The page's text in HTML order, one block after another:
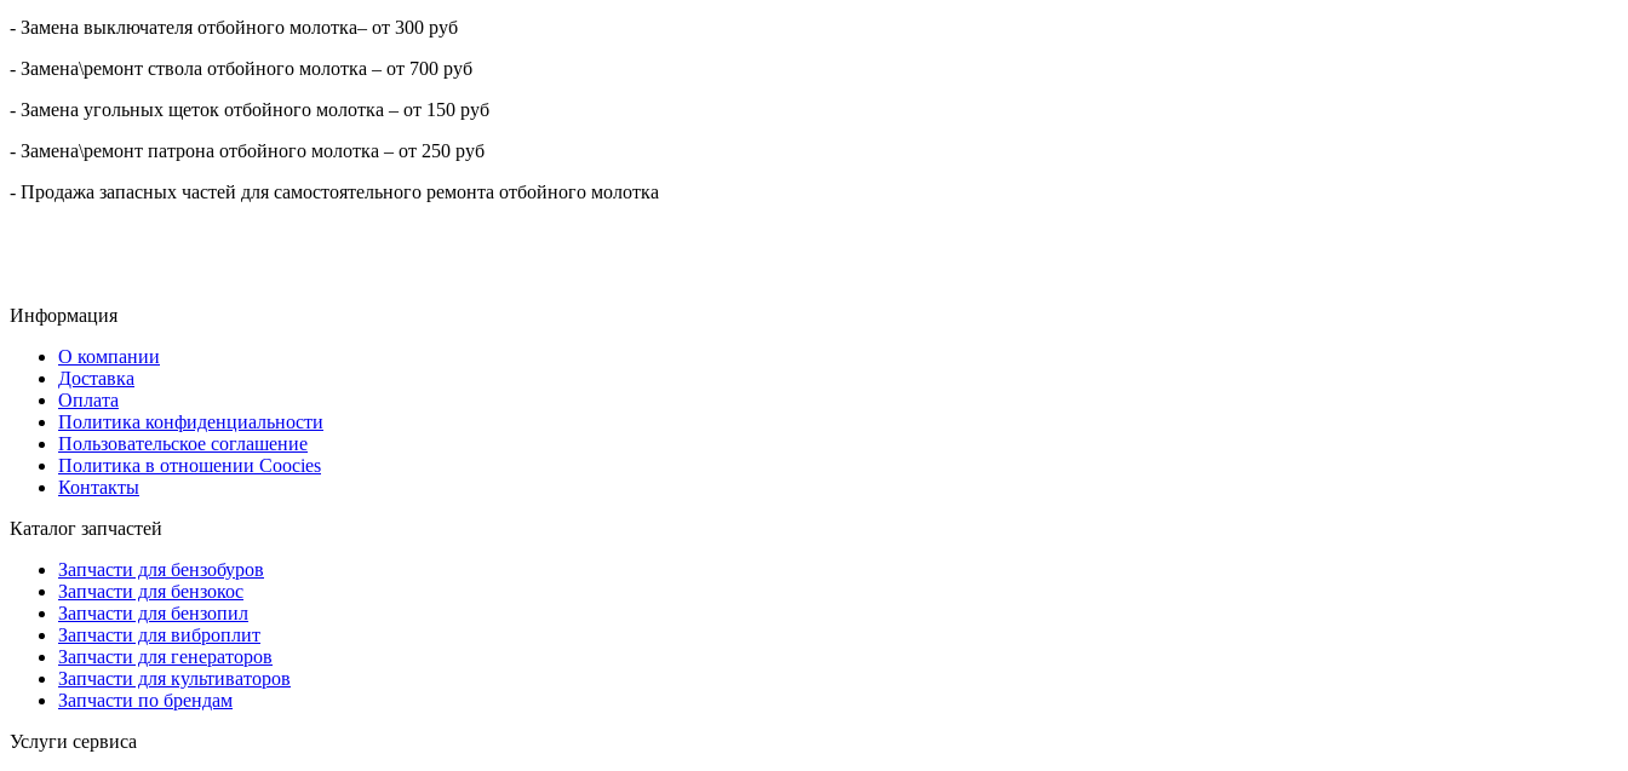
- Замена выключателя отбойного молотка– от 300 руб
- Замена\ремонт ствола отбойного молотка – от 700 руб
- Замена угольных щеток отбойного молотка – от 150 руб
- Замена\ремонт патрона отбойного молотка – от 250 руб
- Продажа запасных частей для самостоятельного ремонта отбойного молотка
Информация
О компании
Доставка
Оплата
Политика конфиденциальности
Пользовательское соглашение
Политика в отношении Coocies
Контакты
Каталог запчастей
Запчасти для бензобуров
Запчасти для бензокос
Запчасти для бензопил
Запчасти для виброплит
Запчасти для генераторов
Запчасти для культиваторов
Запчасти по брендам
Услуги сервиса